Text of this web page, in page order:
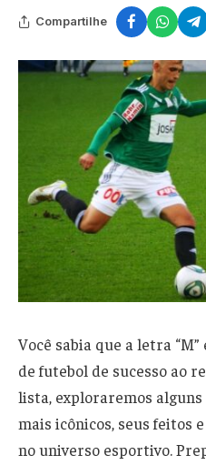
Compartilhe
Você sabia que a letra
de futebol de sucesso ao
lista, exploraremos
mais icônicos, seus feitos
no universo esportivo.